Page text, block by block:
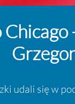
udali się w